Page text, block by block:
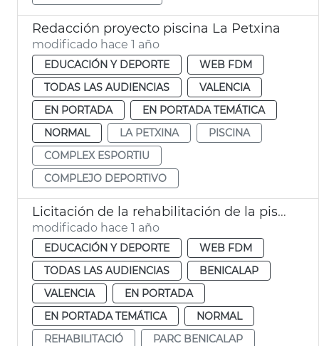
Redacción proyecto piscina La Petxina
modificado hace 1 año
EDUCACIÓN Y DEPORTE
WEB FDM
TODAS LAS AUDIENCIAS
VALENCIA
EN PORTADA
EN PORTADA TEMÁTICA
NORMAL
LA PETXINA
PISCINA
COMPLEX ESPORTIU
COMPLEJO DEPORTIVO
Licitación de la rehabilitación de la piscina de Benicalp
modificado hace 1 año
EDUCACIÓN Y DEPORTE
WEB FDM
TODAS LAS AUDIENCIAS
BENICALAP
VALENCIA
EN PORTADA
EN PORTADA TEMÁTICA
NORMAL
REHABILITACIÓ
PARC BENICALAP